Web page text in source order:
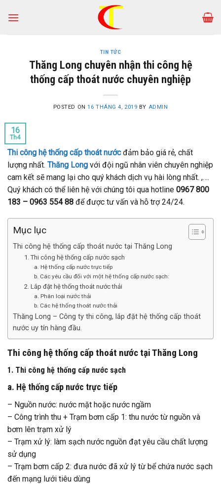
TIN TỨC
Thăng Long chuyên nhận thi công hệ
thống cấp thoát nước chuyên nghiệp
POSTED ON16 THÁNG 4, 2019 BY ADMIN
16
Th4
Thi công hệ thống cấp thoát nướcđảm bảo giá rẻ, chất
lượng nhất. Thăng Long với đội ngũ nhân viên chuyên nghiệp
cam kết sẽ mang lại cho quý khách dịch vụ hài lòng nhất. ,….
Quý khách có thể liên hệ với chúng tôi qua hotline 0967 800
183 – 0963 554 88 để được tư vấn và hỗ trợ 24/24.
Mục lục
Thi công hệ thống cấp thoát nước tại Thăng Long
1. Thi công hệ thống cấp nước sạch
a. Hệ thống cấp nước trực tiếp
b. Các yêu cầu đối với một hệ thống cấp nước sạch:
2. Lắp đặt hệ thống thoát nước thải
a. Phân loại nước thải
b. Các hệ thống thoát nước thải
Thăng Long – Công ty thi công, lắp đặt hệ thống cấp thoát
nước uy tín hàng đầu.
Thi công hệ thống cấp thoát nước tại Thăng Long
1. Thi công hệ thống cấp nước sạch
a. Hệ thống cấp nước trực tiếp
– Nguồn nước: nước mặt hoặc nước ngầm
– Công trình thu + Trạm bơm cấp 1: thu nước từ nguồn và
bơm lên trạm xử lý
– Trạm xử lý: làm sạch nước nguồn đạt yêu cầu chất lượng
sử dụng
– Trạm bơm cấp 2: đưa nước đã xử lý từ bể chứa nước sạch
đến mạng lưới tiêu dùng